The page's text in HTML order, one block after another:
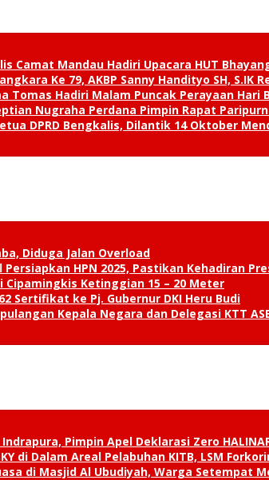
Camat Mandau Hadiri Upacara HUT
Ke 79, AKBP Sanny Handityo SH, S.IK
Tomas Hadiri Malam Puncak Perayaan Hari
Nugraha Perdana Pimpin Rapat
DPRD Bengkalis, Dilantik 14 Oktober
Diduga Jalan Overload
Persiapkan HPN 2025, Pastikan Kehadiran
Cipamingkis Ketinggian 15 – 20 Meter
Sertifikat ke Pj. Gubernur DKI Heru Budi
Kepala Negara dan Delegasi KTT
Pimpin Apel Deklarasi Zero
di Dalam Areal Pelabuhan KITB, LSM
di Masjid Al Ubudiyah, Warga Setempat